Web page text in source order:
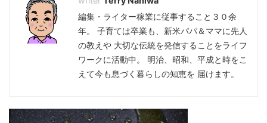
編集・ライター稼業に従事すること３０余
年。 子育ては卒業も、新米パパ＆ママに先人
の教えや 大切な伝統を発信することをライフ
ワークに活動中。 明治、昭和、平成と時をこ
えて今も息づく暮らしの知恵を 届けます。